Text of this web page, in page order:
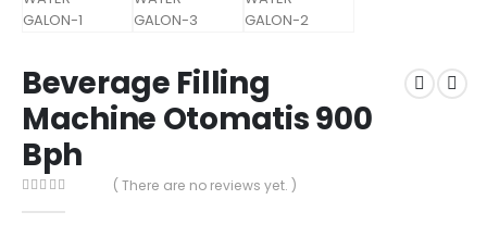
Beverage Filling
Machine Otomatis 900
Bph
( There are no reviews yet. )